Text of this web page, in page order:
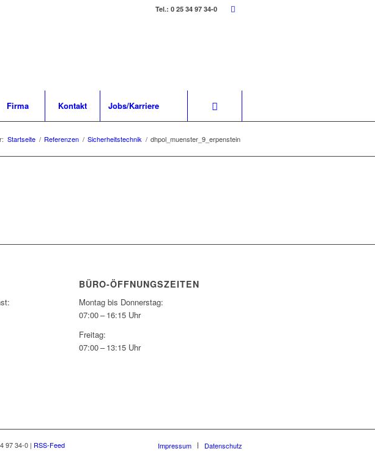
Tel.: 0 25 34 97 34-0
Firma Kontakt Jobs/Karriere
Startseite / Referenzen / Sicherheitstechnik / dhpol_muenster_9_erpenstein
BÜRO-ÖFFNUNGSZEITEN
Montag bis Donnerstag:
07:00 – 16:15 Uhr
Freitag:
07:00 – 13:15 Uhr
97 34-0 | RSS-Feed Impressum Datenschutz